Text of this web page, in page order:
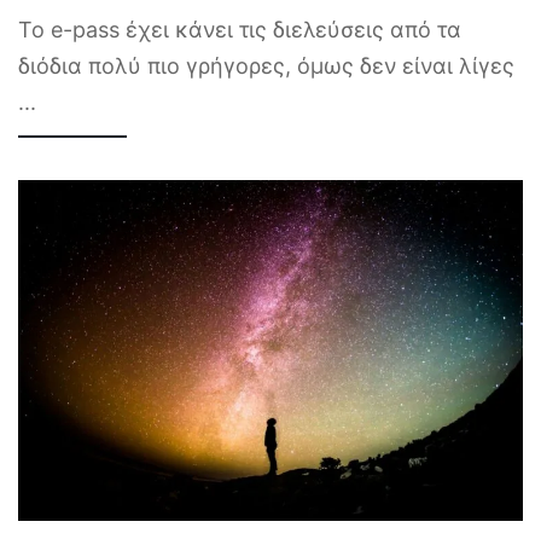
Το e-pass έχει κάνει τις διελεύσεις από τα
διόδια πολύ πιο γρήγορες, όμως δεν είναι λίγες
...